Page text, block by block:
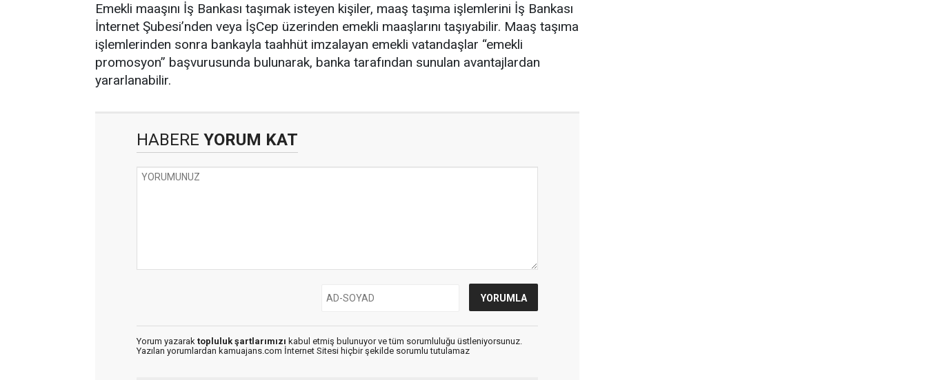
Emekli maaşını İş Bankası taşımak isteyen kişiler, maaş taşıma işlemlerini İş Bankası
İnternet Şubesi’nden veya İşCep üzerinden emekli maaşlarını taşıyabilir. Maaş taşıma
işlemlerinden sonra bankayla taahhüt imzalayan emekli vatandaşlar “emekli
promosyon” başvurusunda bulunarak, banka tarafından sunulan avantajlardan
yararlanabilir.
HABERE YORUM KAT
Yorum yazarak topluluk şartlarımızı kabul etmiş bulunuyor ve tüm sorumluluğu üstleniyorsunuz.
Yazılan yorumlardan kamuajans.com İnternet Sitesi hiçbir şekilde sorumlu tutulamaz